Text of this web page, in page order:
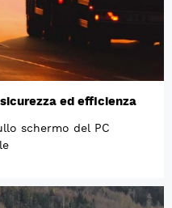
ed efficienza
schermo del PC